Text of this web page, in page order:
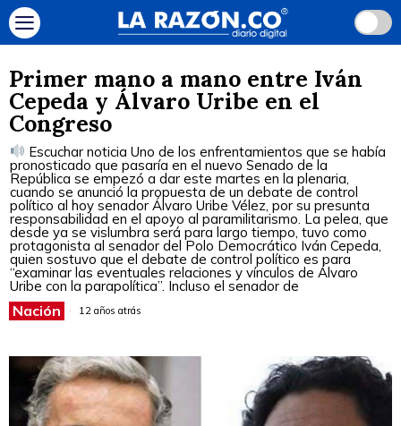
Primer mano a mano entre Iván
Cepeda y Álvaro Uribe en el
Congreso
Escuchar noticia Uno de los enfrentamientos que se había
pronosticado que pasaría en el nuevo Senado de la
República se empezó a dar este martes en la plenaria,
cuando se anunció la propuesta de un debate de control
político al hoy senador Álvaro Uribe Vélez, por su presunta
responsabilidad en el apoyo al paramilitarismo. La pelea, que
desde ya se vislumbra será para largo tiempo, tuvo como
protagonista al senador del Polo Democrático Iván Cepeda,
quien sostuvo que el debate de control político es para
“examinar las eventuales relaciones y vínculos de Álvaro
Uribe con la parapolítica”. Incluso el senador de
Nación 12 años atrás